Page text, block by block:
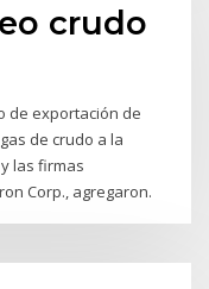
crudo
de exportación de
de crudo a la
las firmas
Corp., agregaron.